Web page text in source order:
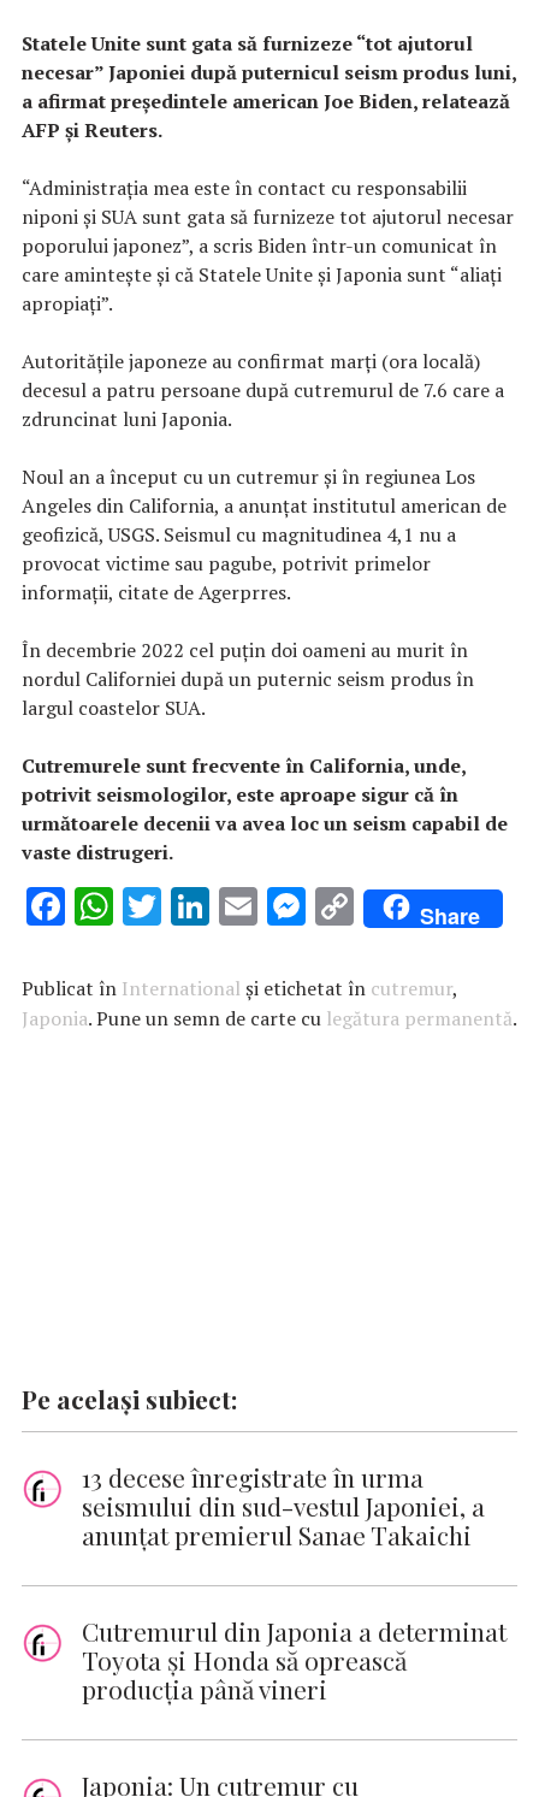
Statele Unite sunt gata să furnizeze “tot ajutorul
necesar” Japoniei după puternicul seism produs luni,
a afirmat preşedintele american Joe Biden, relatează
AFP şi Reuters.
“Administraţia mea este în contact cu responsabilii
niponi şi SUA sunt gata să furnizeze tot ajutorul necesar
poporului japonez”, a scris Biden într-un comunicat în
care aminteşte şi că Statele Unite şi Japonia sunt “aliaţi
apropiaţi”.
Autorităţile japoneze au confirmat marţi (ora locală)
decesul a patru persoane după cutremurul de 7.6 care a
zdruncinat luni Japonia.
Noul an a început cu un cutremur şi în regiunea Los
Angeles din California, a anunţat institutul american de
geofizică, USGS. Seismul cu magnitudinea 4,1 nu a
provocat victime sau pagube, potrivit primelor
informaţii, citate de Agerprres.
În decembrie 2022 cel puţin doi oameni au murit în
nordul Californiei după un puternic seism produs în
largul coastelor SUA.
Cutremurele sunt frecvente în California, unde,
potrivit seismologilor, este aproape sigur că în
următoarele decenii va avea loc un seism capabil de
vaste distrugeri.
F
e
b
W
at
s
T
it
te
Li
k
e
E
ai
l
M
se
n
C
o
p
y
Share
Publicat în International și etichetat în cutremur,
Japonia. Pune un semn de carte cu legătura permanentă.
Pe același subiect:
13 decese înregistrate în urma
seismului din sud-vestul Japoniei, a
anunțat premierul Sanae Takaichi
Cutremurul din Japonia a determinat
Toyota şi Honda să oprească
producţia până vineri
Japonia: Un cutremur cu